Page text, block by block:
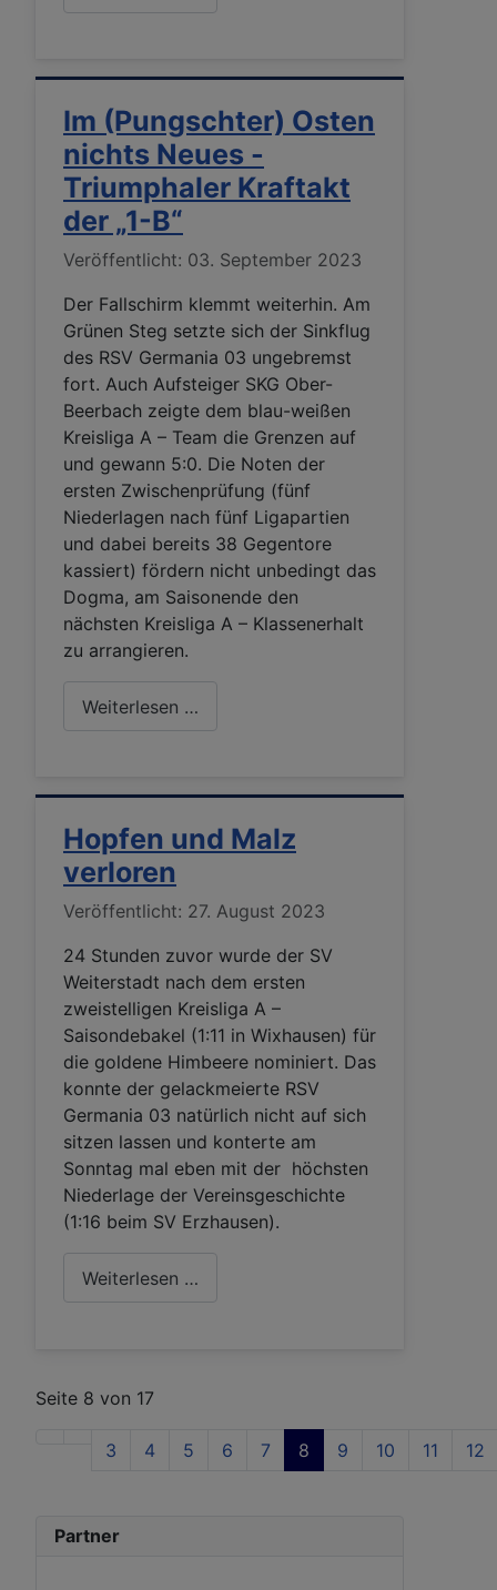
Im (Pungschter) Osten
nichts Neues -
Triumphaler Kraftakt
der „1-B“
Details
Veröffentlicht: 03. September 2023
Der Fallschirm klemmt weiterhin. Am
Grünen Steg setzte sich der Sinkflug
des RSV Germania 03 ungebremst
fort. Auch Aufsteiger SKG Ober-
Beerbach zeigte dem blau-weißen
Kreisliga A – Team die Grenzen auf
und gewann 5:0. Die Noten der
ersten Zwischenprüfung (fünf
Niederlagen nach fünf Ligapartien
und dabei bereits 38 Gegentore
kassiert) fördern nicht unbedingt das
Dogma, am Saisonende den
nächsten Kreisliga A – Klassenerhalt
zu arrangieren.
Weiterlesen …
Hopfen und Malz
verloren
Details
Veröffentlicht: 27. August 2023
24 Stunden zuvor wurde der SV
Weiterstadt nach dem ersten
zweistelligen Kreisliga A –
Saisondebakel (1:11 in Wixhausen) für
die goldene Himbeere nominiert. Das
konnte der gelackmeierte RSV
Germania 03 natürlich nicht auf sich
sitzen lassen und konterte am
Sonntag mal eben mit der höchsten
Niederlage der Vereinsgeschichte
(1:16 beim SV Erzhausen).
Weiterlesen …
Seite 8 von 17
3 4 5 6 7 8 9 10 11 12
Partner